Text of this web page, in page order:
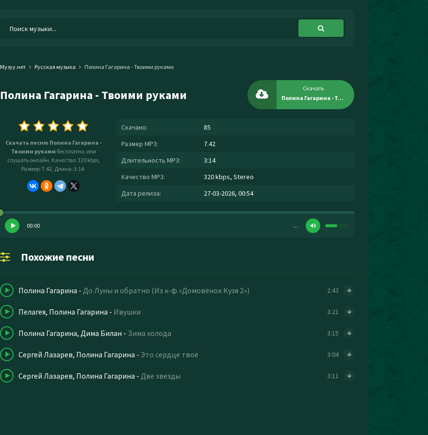
Музуу.нет Русская музыка Полина Гагарина - Твоими руками
Полина Гагарина - Твоими руками
Скачать
Полина Гагарина - Твоими руками
Скачать песню Полина Гагарина -
Твоими руками бесплатно, или
слушать онлайн. Качество: 320 kbps,
Размер: 7.42, Длина: 3:14.
Скачано:
85
Размер MP3:
7.42
Длительность MP3:
3:14
Качество MP3:
320 kbps, Stereo
Дата релиза:
27-03-2026, 00:54
00:00 …
Похожие песни
Полина Гагарина - До Луны и обратно (Из к-ф «Домовёнок Кузя 2») 2:43
Пелагея, Полина Гагарина - Ивушки 3:21
Полина Гагарина, Дима Билан - Зима холода 3:15
Сергей Лазарев, Полина Гагарина - Это сердце твоё 3:04
Сергей Лазарев, Полина Гагарина - Две звезды 3:11